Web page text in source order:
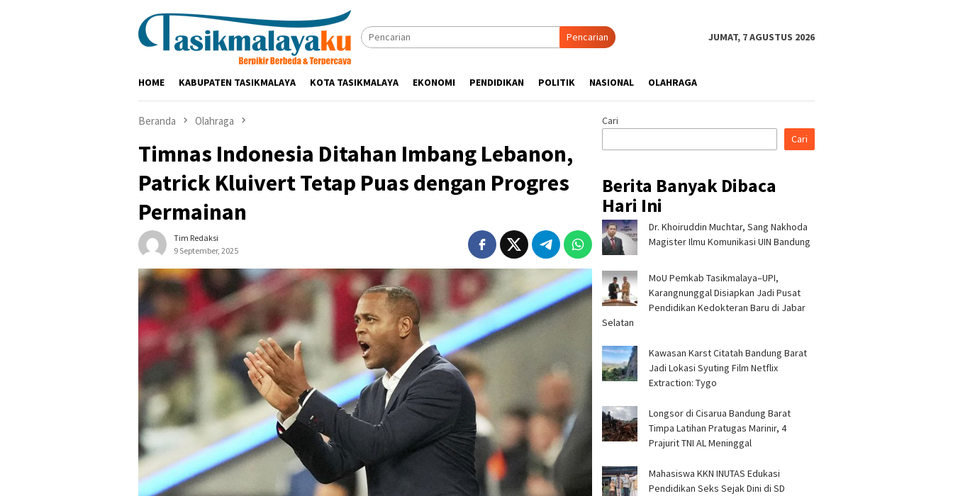
Pencarian JUMAT, 7 AGUSTUS 2026
HOME KABUPATEN TASIKMALAYA KOTA TASIKMALAYA EKONOMI PENDIDIKAN POLITIK NASIONAL OLAHRAGA
Beranda Olahraga
Timnas Indonesia Ditahan Imbang Lebanon,
Patrick Kluivert Tetap Puas dengan Progres
Permainan
Tim Redaksi
9 September, 2025
Cari
Cari
Berita Banyak Dibaca
Hari Ini
Dr. Khoiruddin Muchtar, Sang Nakhoda
Magister Ilmu Komunikasi UIN Bandung
MoU Pemkab Tasikmalaya–UPI,
Karangnunggal Disiapkan Jadi Pusat
Pendidikan Kedokteran Baru di Jabar
Selatan
Kawasan Karst Citatah Bandung Barat
Jadi Lokasi Syuting Film Netflix
Extraction: Tygo
Longsor di Cisarua Bandung Barat
Timpa Latihan Pra­tugas Marinir, 4
Prajurit TNI AL Meninggal
Mahasiswa KKN INUTAS Edukasi
Pendidikan Seks Sejak Dini di SD